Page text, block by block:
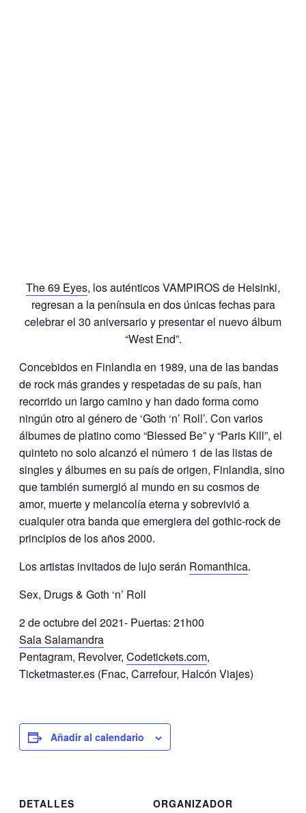
The 69 Eyes, los auténticos VAMPIROS de Helsinki,
regresan a la península en dos únicas fechas para
celebrar el 30 aniversario y presentar el nuevo álbum
“West End”.
Concebidos en Finlandia en 1989, una de las bandas
de rock más grandes y respetadas de su país, han
recorrido un largo camino y han dado forma como
ningún otro al género de ‘Goth ‘n’ Roll’. Con varios
álbumes de platino como “Blessed Be” y “Paris Kill”, el
quinteto no solo alcanzó el número 1 de las listas de
singles y álbumes en su país de origen, Finlandia, sino
que también sumergió al mundo en su cosmos de
amor, muerte y melancolía eterna y sobrevivió a
cualquier otra banda que emergiera del gothic-rock de
principios de los años 2000.
Los artistas invitados de lujo serán Romanthica.
Sex, Drugs & Goth ‘n’ Roll
2 de octubre del 2021- Puertas: 21h00
Sala Salamandra
Pentagram, Revolver, Codetickets.com,
Ticketmaster.es (Fnac, Carrefour, Halcón Viajes)
Añadir al calendario
DETALLES ORGANIZADOR